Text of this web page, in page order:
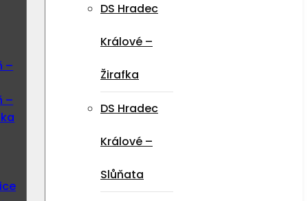
–
–
DS Hradec
Králové –
Žirafka
DS Hradec
Králové –
Slůňata